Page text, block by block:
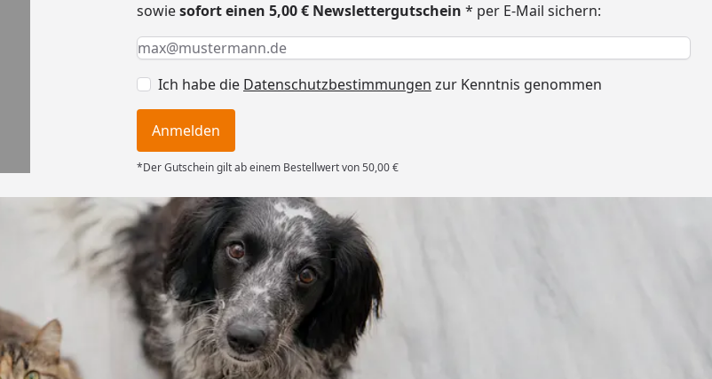
sowiesofort einen 5,00 € Newslettergutschein * per E-Mail sichern:
Keine Eingabe erforderlich
Eingabe erforderlich
E-Mail *
Ich habe die Datenschutzbestimmungen zur Kenntnis genommen
Anmelden
*Der Gutschein gilt ab einem Bestellwert von 50,00 €
Versand